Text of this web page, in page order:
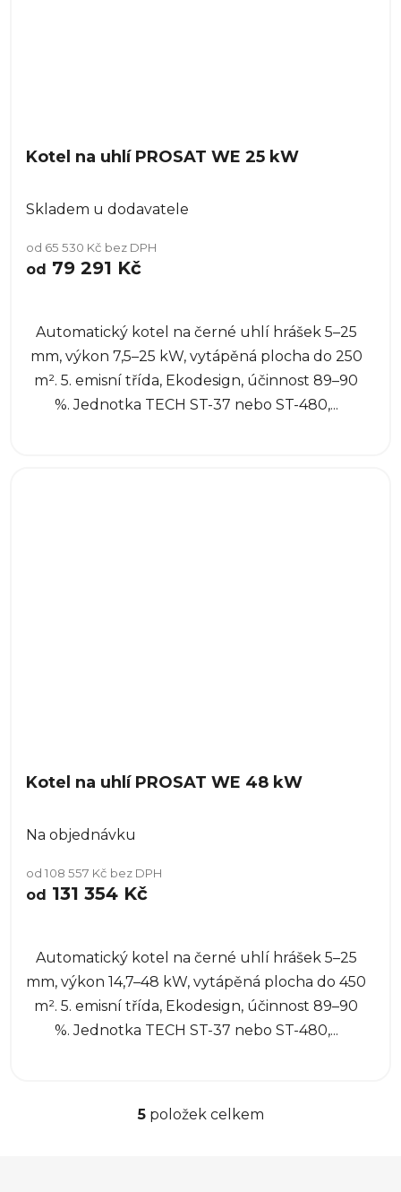
Kotel na uhlí PROSAT WE 25 kW
Skladem u dodavatele
od 65 530 Kč bez DPH
od 79 291 Kč
Automatický kotel na černé uhlí hrášek 5–25
mm, výkon 7,5–25 kW, vytápěná plocha do 250
m². 5. emisní třída, Ekodesign, účinnost 89–90
%. Jednotka TECH ST-37 nebo ST-480,...
Kotel na uhlí PROSAT WE 48 kW
Na objednávku
od 108 557 Kč bez DPH
od 131 354 Kč
Automatický kotel na černé uhlí hrášek 5–25
mm, výkon 14,7–48 kW, vytápěná plocha do 450
m². 5. emisní třída, Ekodesign, účinnost 89–90
%. Jednotka TECH ST-37 nebo ST-480,...
O
5položek celkem